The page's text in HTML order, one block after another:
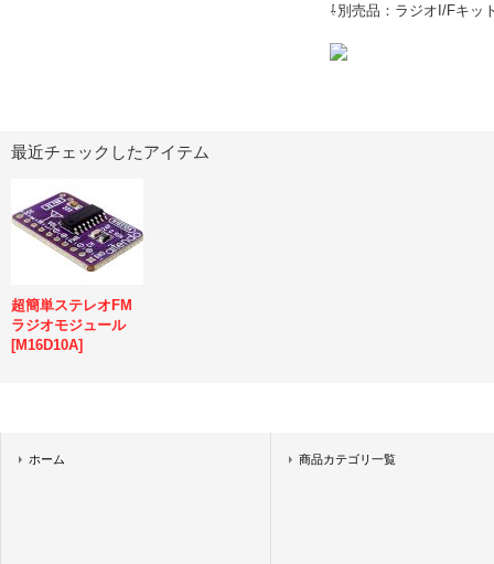
⇩別売品：ラジオI/Fキッ
最近チェックしたアイテム
超簡単ステレオFM
ラジオモジュール
[M16D10A]
ホーム 商品カテゴリ一覧